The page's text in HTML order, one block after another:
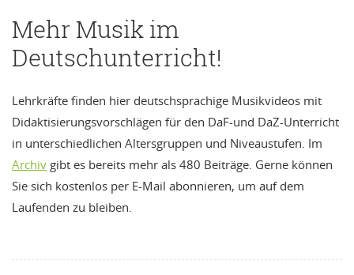
Mehr Musik im
Deutschunterricht!
Lehrkräfte finden hier deutschsprachige Musikvideos mit
Didaktisierungsvorschlägen für den DaF-und DaZ-Unterricht
in unterschiedlichen Altersgruppen und Niveaustufen. Im
Archiv gibt es bereits mehr als 480 Beiträge. Gerne können
Sie sich kostenlos per E-Mail abonnieren, um auf dem
Laufenden zu bleiben.